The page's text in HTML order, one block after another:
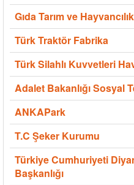
Gıda Tarım ve
Türk Traktör Fabrika
Türk Silahlı Kuvvetleri
Adalet Bakanlığı Sosyal
ANKAPark
T.C Şeker Kurumu
Türkiye Cumhuriyeti
Başkanlığı